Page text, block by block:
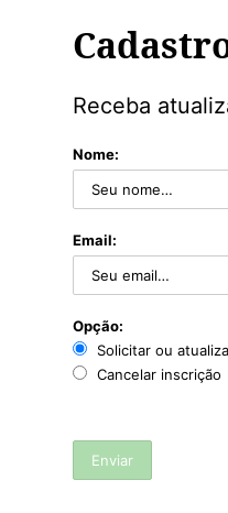
Receba
Nome:
Email:
Opção:
Solicitar ou
Cancelar inscrição